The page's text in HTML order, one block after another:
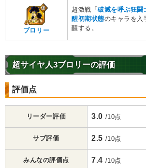
ブロリー
超激戦「破滅を呼ぶ狂闘
醒初期状態のキャラを入
醒する。
超サイヤ人3ブロリーの評価
評価点
リーダー評価 3.0 /10点
サブ評価 2.5 /10点
みんなの評価点 7.4 /10点